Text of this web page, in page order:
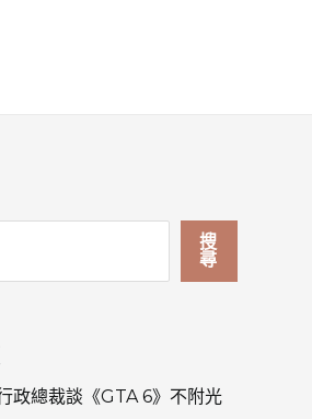
搜
尋
政總裁談《GTA 6》不附光